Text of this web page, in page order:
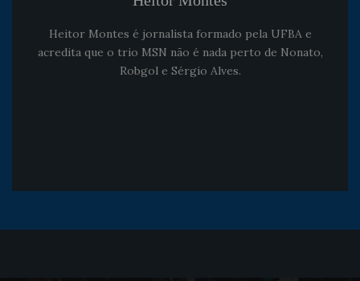
Heitor Montes é jornalista formado pela UFBA e
acredita que o trio MSN não é nada perto de Nonato,
Robgol e Sérgio Alves.